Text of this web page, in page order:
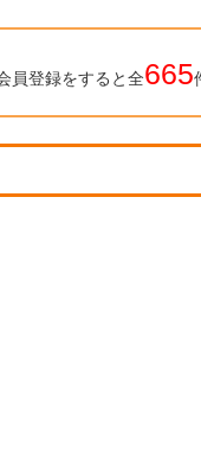
員登録をすると全665